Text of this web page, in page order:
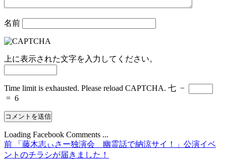
名前
上に表示された文字を入力してください。
Time limit is exhausted. Please reload CAPTCHA. 七 −
= 6
Loading Facebook Comments ...
投
前
前
の
「藤木志ぃさー独演会 幽霊話で納涼サイ！」公演イベ
ントのチラシが届きました！